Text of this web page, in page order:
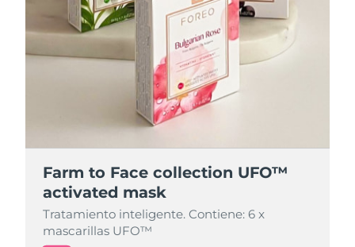
Farm to Face collection UFO™
activated mask
Tratamiento inteligente. Contiene: 6 x
mascarillas UFO™
Farm to Face collection UFO™
activated mask
Tratamiento inteligente. Contiene: 6 x
mascarillas UFO™